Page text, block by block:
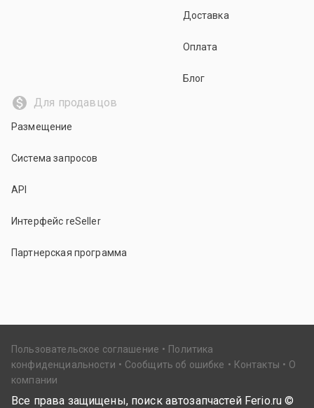
Доставка
Оплата
Блог
Для продавцов
Размещение
Система запросов
API
Интерфейс reSeller
Партнерская программа
Пользовательское соглашение
Политика
конфиденциальности
Сообщить об ошибке Контакты
О
компании
Все права защищены, поиск автозапчастей Ferio.ru ©